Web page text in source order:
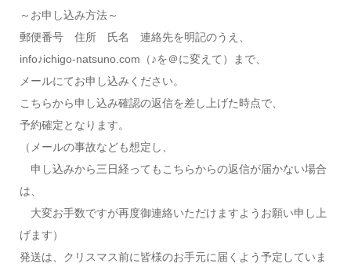
～お申し込み方法～
郵便番号 住所 氏名 連絡先を明記のうえ、
info♪ichigo-natsuno.com（♪を＠に変えて）まで、
メールにてお申し込みください。
こちらから申し込み確認の返信を差し上げた時点で、
予約確定となります。
（メールの事故なども想定し、
申し込みから三日経ってもこちらからの返信が届かない場合
は、
大変お手数ですが再度御連絡いただけますようお願い申し上
げます）
発送は、クリスマス前に皆様のお手元に届くよう予定していま